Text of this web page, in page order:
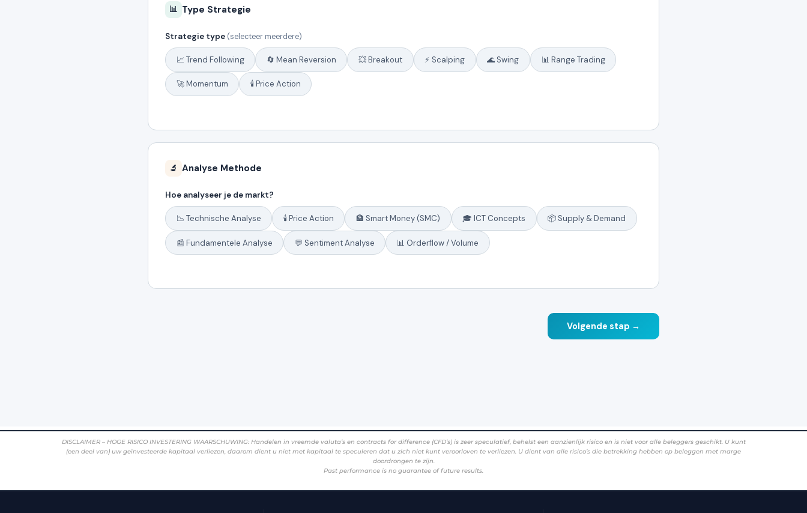
DISCLAIMER – HOGE RISICO INVESTERING WAARSCHUWING: Handelen in vreemde valuta’s en contracts for difference (CFD’s) is zeer speculatief, behelst een aanzienlijk risico en is niet voor alle beleggers geschikt. U kunt
(een deel van) uw geïnvesteerde kapitaal verliezen, daarom dient u niet met kapitaal te speculeren dat u zich niet kunt veroorloven te verliezen. U dient van alle risico’s die betrekking hebben op beleggen met marge
doordrongen te zijn.
Past performance is no guarantee of future results.